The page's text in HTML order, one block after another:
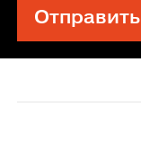
Отправить